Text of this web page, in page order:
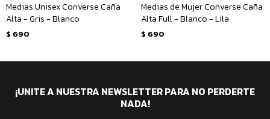
Medias Unisex Converse Caña
Alta - Gris - Blanco
$ 690
Medias de Mujer Converse Caña
Alta Full - Blanco - Lila
$ 690
¡UNITE A NUESTRA NEWSLETTER PARA NO PERDERTE
NADA!